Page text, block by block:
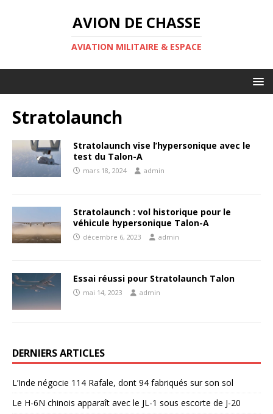
AVION DE CHASSE
AVIATION MILITAIRE & ESPACE
Stratolaunch
Stratolaunch vise l’hypersonique avec le
test du Talon-A
mars 18, 2024 admin
Stratolaunch : vol historique pour le
véhicule hypersonique Talon-A
décembre 6, 2023 admin
Essai réussi pour Stratolaunch Talon
mai 14, 2023 admin
DERNIERS ARTICLES
L’Inde négocie 114 Rafale, dont 94 fabriqués sur son sol
Le H-6N chinois apparaît avec le JL-1 sous escorte de J-20